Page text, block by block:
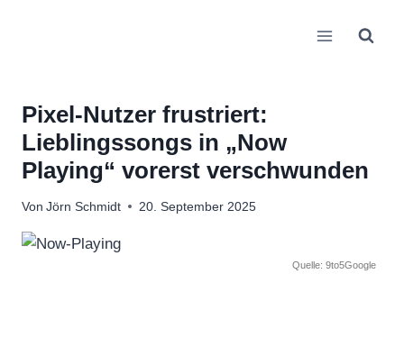
Pixel-Nutzer frustriert:
Lieblingssongs in „Now
Playing“ vorerst verschwunden
Von Jörn Schmidt 20. September 2025
Quelle: 9to5Google